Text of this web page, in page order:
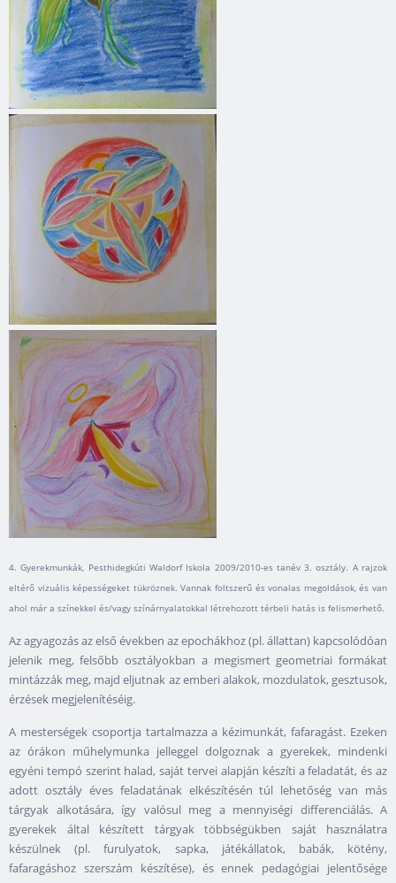
4. Gyerekmunkák, Pesthidegkúti Waldorf Iskola 2009/2010-es tanév 3. osztály. A rajzok
eltérő vizuális képességeket tükröznek. Vannak foltszerű és vonalas megoldások, és van
ahol már a színekkel és/vagy színárnyalatokkal létrehozott térbeli hatás is felismerhető.
Az agyagozás az első években az epochákhoz (pl. állattan) kapcsolódóan
jelenik meg, felsőbb osztályokban a megismert geometriai formákat
mintázzák meg, majd eljutnak az emberi alakok, mozdulatok, gesztusok,
érzések megjelenítéséig.
A mesterségek csoportja tartalmazza a kézimunkát, fafaragást. Ezeken
az órákon műhelymunka jelleggel dolgoznak a gyerekek, mindenki
egyéni tempó szerint halad, saját tervei alapján készíti a feladatát, és az
adott osztály éves feladatának elkészítésén túl lehetőség van más
tárgyak alkotására, így valósul meg a mennyiségi differenciálás. A
gyerekek által készített tárgyak többségükben saját használatra
készülnek (pl. furulyatok, sapka, játékállatok, babák, kötény,
fafaragáshoz szerszám készítése), és ennek pedagógiai jelentősége